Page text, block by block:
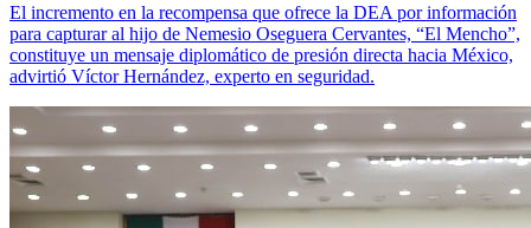
El incremento en la recompensa que ofrece la DEA por información
para capturar al hijo de Nemesio Oseguera Cervantes, “El Mencho”,
constituye un mensaje diplomático de presión directa hacia México,
advirtió Víctor Hernández, experto en seguridad.